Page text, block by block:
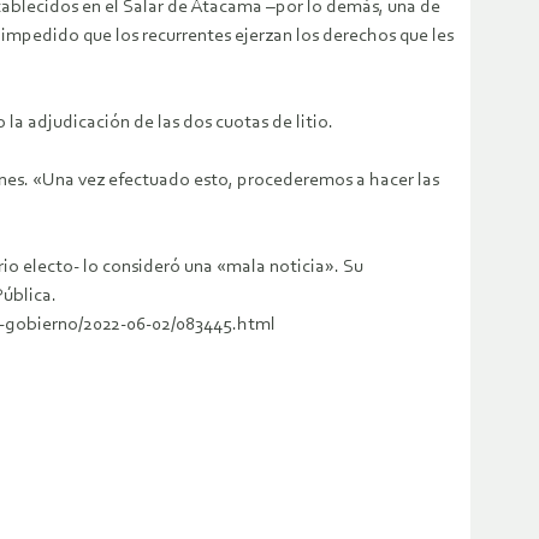
en el Salar de Atacama –por lo demás, una de
que los recurrentes ejerzan los derechos que les
la adjudicación de las dos cuotas de litio.
«Una vez efectuado esto, procederemos a hacer las
electo- lo consideró una «mala noticia». Su
2022-06-02/083445.html